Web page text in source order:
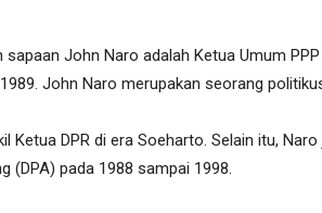
sapaan John Naro adalah Ketua Umum
John Naro merupakan seorang
Ketua DPR di era Soeharto. Selain itu,
(DPA) pada 1988 sampai 1998.